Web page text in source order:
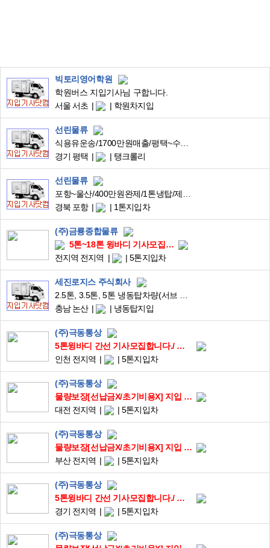
빅토리영어학원
학원버스 지입기사님 구합니다.
서울 서초
학원차지입
선린물류
경기 평택
탱크롤리
선린물류
경북 포항
1톤지입차
(주)금룡종합물류
5톤~18톤 윙바디 기사모집/매출1500~
전지역 전지역
5톤지입차
세진로지스 주식회사
충남 논산
냉동탑지입
(주)극동통상
5톤윙바디 간선 기사모집합니다./ 주5일근무 / 초기비용X / 상하차X / 초보가능 /
인천 전지역
5톤지입차
(주)극동통상
물량보장[선납금X/초기비용X] 지입 상담 및 지입기사모집
대전 전지역
5톤지입차
(주)극동통상
물량보장[선납금X/초기비용X] 지입 상담 및 지입기사모집
부산 전지역
5톤지입차
(주)극동통상
5톤윙바디 간선 기사모집합니다./ 주5일근무 / 초기비용X / 상하차X / 초보가능 /
경기 전지역
5톤지입차
(주)극동통상